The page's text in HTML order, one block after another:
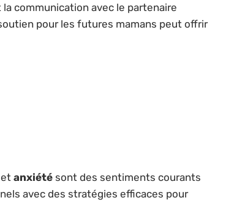
communication avec le partenaire
pour les futures mamans peut offrir
et anxiété sont des sentiments courants
avec des stratégies efficaces pour